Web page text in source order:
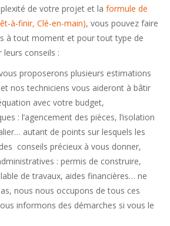
de votre projet et la formule de
à-finir, Clé-en-main), vous pouvez faire
à tout moment et pour tout type de
conseils :
proposerons plusieurs estimations
nos techniciens vous aideront à bâtir
avec votre budget,
: l’agencement des pièces, l’isolation
autant de points sur lesquels les
conseils précieux à vous donner,
: permis de construire,
de travaux, aides financières… ne
nous nous occupons de tous ces
informons des démarches si vous le